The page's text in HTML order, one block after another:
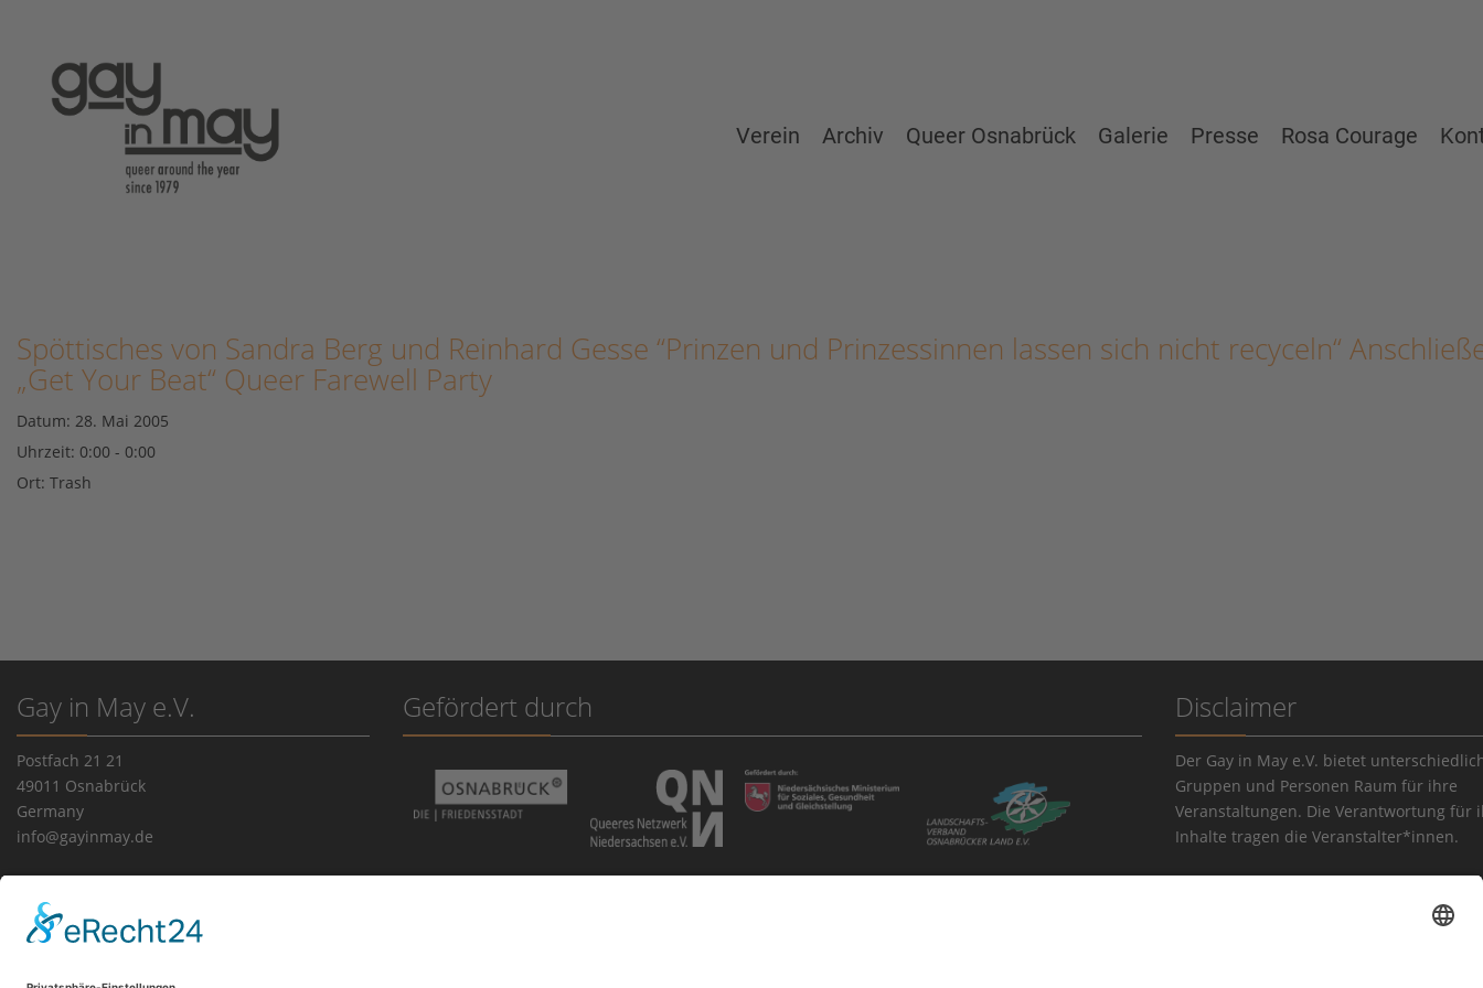
Verein Archiv Queer Osnabrück Galerie Presse Rosa Courage
Spöttisches von Sandra Berg und Reinhard Gesse “Prinzen und Prinzessinnen lassen sich nicht recyceln“
„Get Your Beat“ Queer Farewell Party
Datum: 28. Mai 2005
Uhrzeit: 0:00 - 0:00
Ort: Trash
Gay in May e.V.
Postfach 21 21
49011 Osnabrück
Germany
info@gayinmay.de
Gefördert durch Disclaimer
Der Gay in May e.V. bietet
Gruppen und Personen Raum für ihre
Veranstaltungen. Die Verantwortung für
Inhalte tragen die Veranstalter*innen.